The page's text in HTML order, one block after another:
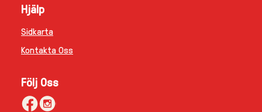
Hjälp
Sidkarta
Kontakta Oss
Följ Oss